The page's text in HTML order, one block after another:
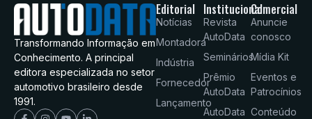
Transformando Informação em
Conhecimento. A principal
editora especializada no setor
automotivo brasileiro desde
1991.
Editorial
Notícias
Montadora
Indústria
Fornecedor
Lançamento
Institucional
Revista
AutoData
Seminários
Prêmio
AutoData
AutoData
Comercial
Anuncie
conosco
Mídia Kit
Eventos e
Patrocínios
Conteúdo